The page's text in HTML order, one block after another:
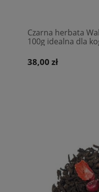
Czarna herbata
100g idealna dla
38,00 zł